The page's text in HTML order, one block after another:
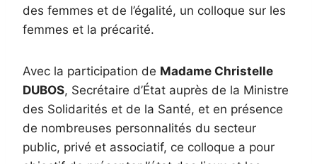
des femmes et de l’égalité, un colloque sur les
femmes et la précarité.
Avec la participation de Madame Christelle
DUBOS, Secrétaire d’État auprès de la Ministre
des Solidarités et de la Santé, et en présence
de nombreuses personnalités du secteur
public, privé et associatif, ce colloque a pour